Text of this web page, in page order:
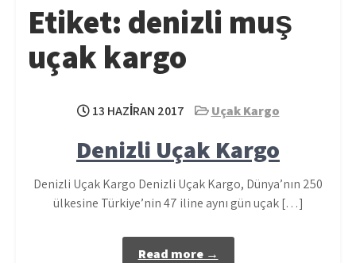
Etiket: denizli muş
uçak kargo
13 HAZIRAN 2017 Uçak Kargo
Denizli Uçak Kargo
Denizli Uçak Kargo Denizli Uçak Kargo, Dünya’nın 250
ülkesine Türkiye’nin 47 iline aynı gün uçak […]
Read more →